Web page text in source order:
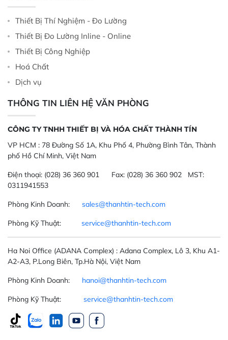
Thiết Bị Thí Nghiệm - Đo Lường
Thiết Bị Đo Lường Inline - Online
Thiết Bị Công Nghiệp
Hoá Chất
Dịch vụ
THÔNG TIN LIÊN HỆ VĂN PHÒNG
CÔNG TY TNHH THIẾT BỊ VÀ HÓA CHẤT THÀNH TÍN
VP HCM : 78 Đường Số 1A, Khu Phố 4, Phường Bình Tân, Thành
phố Hồ Chí Minh, Việt Nam
Điện thoại: (028) 36 360 901 Fax: (028) 36 360 902 MST:
0311941553
Phòng Kinh Doanh: sales@thanhtin-tech.com
Phòng Kỹ Thuật: service@thanhtin-tech.com
Ha Noi Office (ADANA Complex) : Adana Complex, Lô 3, Khu A1-
A2-A3, P.Long Biên, Tp.Hà Nội, Việt Nam
Phòng Kinh Doanh: hanoi@thanhtin-tech.com
Phòng Kỹ Thuật: service@thanhtin-tech.com